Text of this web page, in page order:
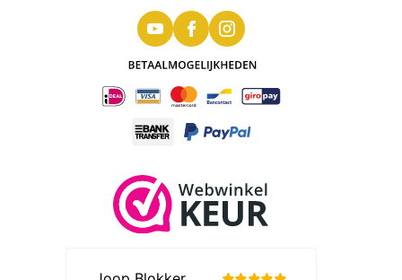
Dit is een door de NGC gecertificeerde en
geslabte Gouden Dukaat 1840 met